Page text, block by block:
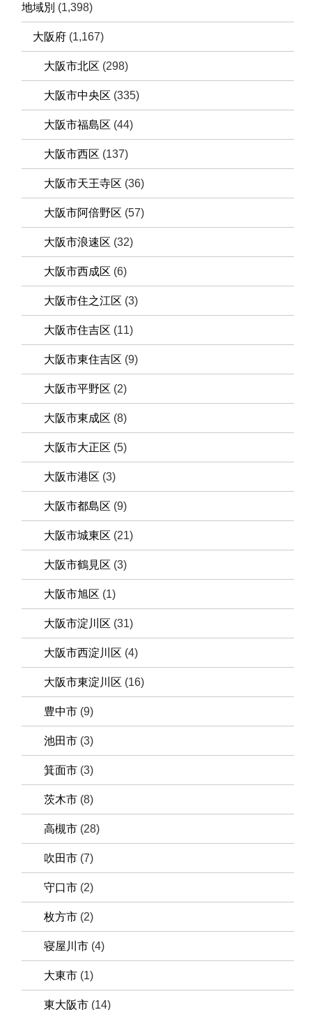
地域別 (1,398)
大阪府 (1,167)
大阪市北区 (298)
大阪市中央区 (335)
大阪市福島区 (44)
大阪市西区 (137)
大阪市天王寺区 (36)
大阪市阿倍野区 (57)
大阪市浪速区 (32)
大阪市西成区 (6)
大阪市住之江区 (3)
大阪市住吉区 (11)
大阪市東住吉区 (9)
大阪市平野区 (2)
大阪市東成区 (8)
大阪市大正区 (5)
大阪市港区 (3)
大阪市都島区 (9)
大阪市城東区 (21)
大阪市鶴見区 (3)
大阪市旭区 (1)
大阪市淀川区 (31)
大阪市西淀川区 (4)
大阪市東淀川区 (16)
豊中市 (9)
池田市 (3)
箕面市 (3)
茨木市 (8)
高槻市 (28)
吹田市 (7)
守口市 (2)
枚方市 (2)
寝屋川市 (4)
大東市 (1)
東大阪市 (14)